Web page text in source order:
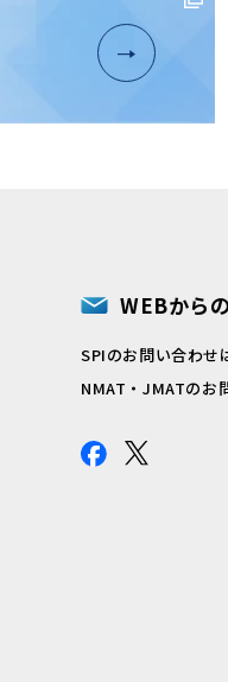
WEBから
SPIのお問い合わせ
NMAT・JMATのお